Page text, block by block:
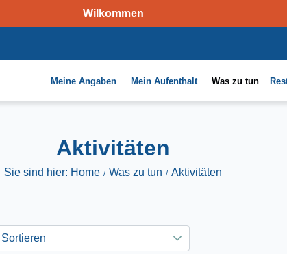
Wilkommen
Meine Angaben Mein Aufenthalt Was zu tun
Aktivitäten
Sie sind hier: Home Was zu tun Aktivitäten